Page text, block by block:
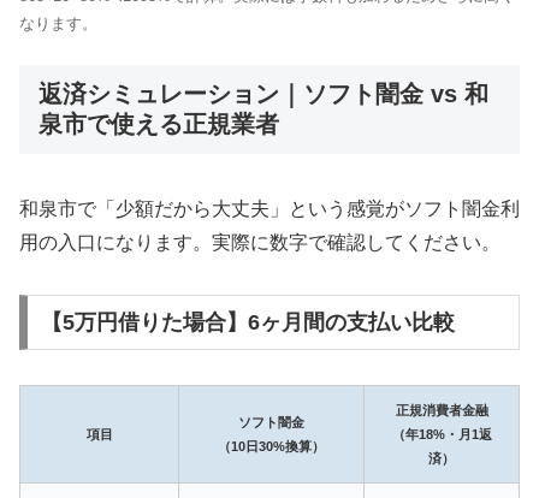
なります。
返済シミュレーション｜ソフト闇金 vs 和
泉市で使える正規業者
和泉市で「少額だから大丈夫」という感覚がソフト闇金利
用の入口になります。実際に数字で確認してください。
【5万円借りた場合】6ヶ月間の支払い比較
項目
ソフト闇金
（10日30%換算）
正規消費者金融
（年18%・月1返
済）